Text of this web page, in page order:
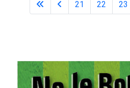
21 22 23